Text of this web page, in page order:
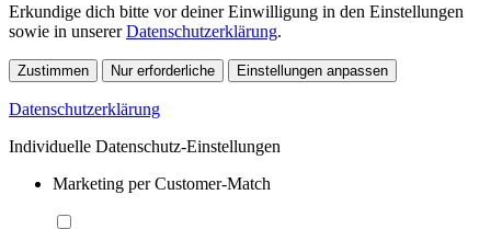
Erkundige dich bitte vor deiner Einwilligung in den Einstellungen
sowie in unsererDatenschutzerklärung.
Zustimmen Nur erforderliche Einstellungen anpassen
Datenschutzerklärung
Individuelle Datenschutz-Einstellungen
Marketing per Customer-Match